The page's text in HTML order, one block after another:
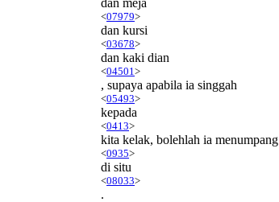
<07979>
dan kursi
<03678>
dan kaki dian
<04501 >
, supaya apabila ia singgah
<05493>
kepada
<0413>
kita kelak, bolehlah ia menumpang
<0935>
di situ
<08033>
.